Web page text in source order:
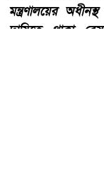
মন্ত্রণালয়ের
দায়িত্বে থাকা